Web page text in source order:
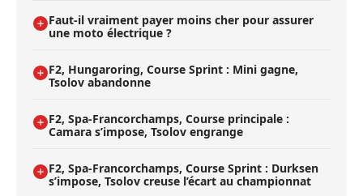
Faut-il vraiment payer moins cher pour assurer
une moto électrique ?
F2, Hungaroring, Course Sprint : Mini gagne,
Tsolov abandonne
F2, Spa-Francorchamps, Course principale :
Camara s’impose, Tsolov engrange
F2, Spa-Francorchamps, Course Sprint : Durksen
s’impose, Tsolov creuse l’écart au championnat